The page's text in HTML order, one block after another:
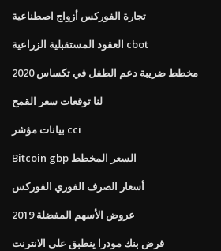
تجارة الفوركس أزواج اصطناعية
العقود المستقبلية الزراعية cbot
مخطط ضريبة دعم الطفل في تكساس 2020
لنا توقعات سعر القمح
بيانات مؤشر cci
Bitcoin gbp السعر المخطط
أسعار الصرف الفوري الفوركس
عروض الأسهم المفضلة 2019
قرض بنك مودرا ينطبق على الانترنت